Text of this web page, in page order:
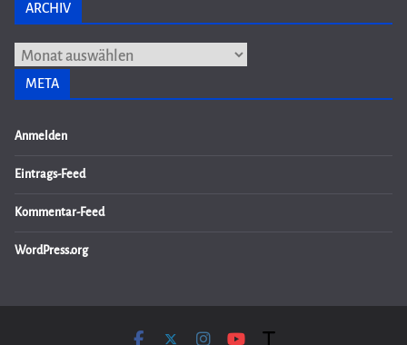
ARCHIV
Archiv
META
Anmelden
Eintrags-Feed
Kommentar-Feed
WordPress.org